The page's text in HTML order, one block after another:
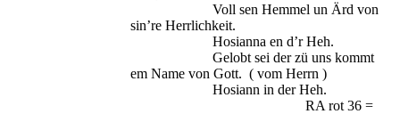
Voll sen Hemmel un Ärd von
sin’re Herrlichkeit.
Hosianna en d’r Heh.
Gelobt sei der zü uns kommt
em Name von Gott. ( vom Herrn )
Hosiann in der Heh.
RA rot 36 =